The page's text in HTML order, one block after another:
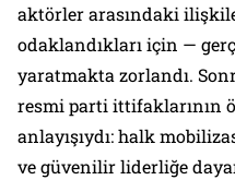
aktörler arasındaki
odaklandıkları için —
yaratmakta zorlandı.
resmi parti ittifaklarının
anlayışıydı: halk
ve güvenilir liderliğe